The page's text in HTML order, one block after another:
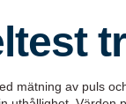
mätning av puls